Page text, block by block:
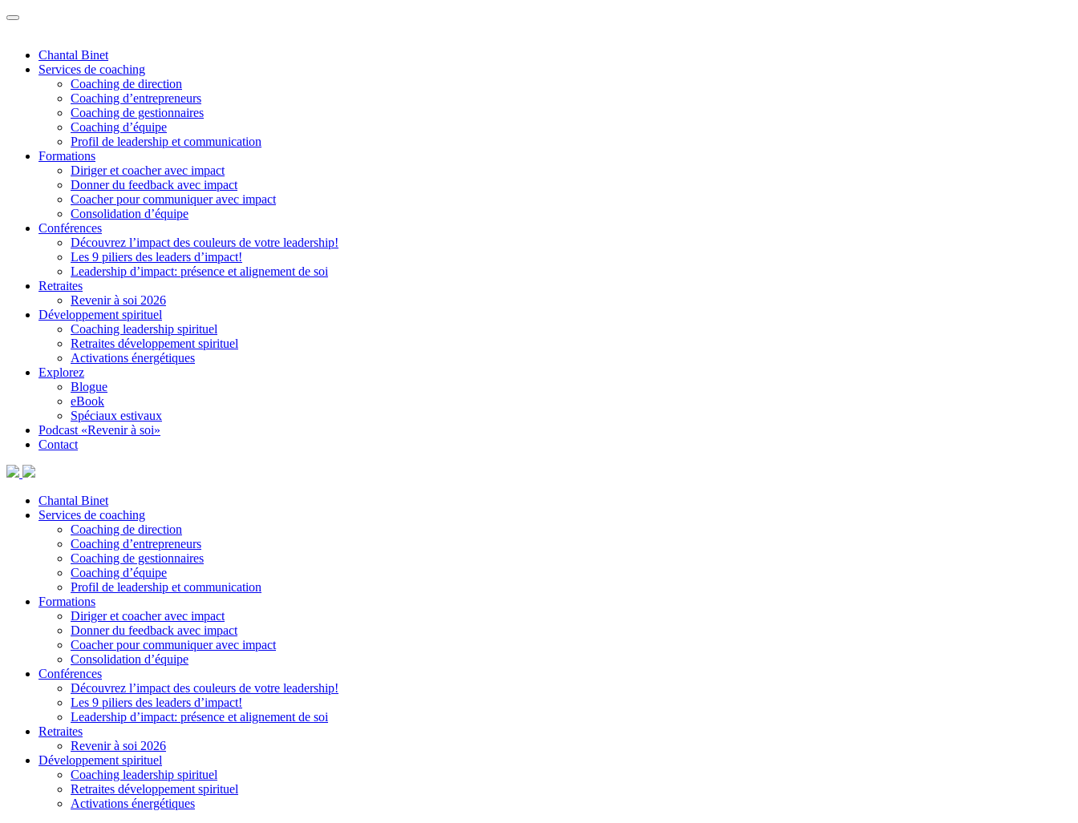
Chantal Binet
Services de coaching
Coaching de direction
Coaching d’entrepreneurs
Coaching de gestionnaires
Coaching d’équipe
Profil de leadership et communication
Formations
Diriger et coacher avec impact
Donner du feedback avec impact
Coacher pour communiquer avec impact
Consolidation d’équipe
Conférences
Découvrez l’impact des couleurs de votre leadership!
Les 9 piliers des leaders d’impact!
Leadership d’impact: présence et alignement de soi
Retraites
Revenir à soi 2026
Développement spirituel
Coaching leadership spirituel
Retraites développement spirituel
Activations énergétiques
Explorez
Blogue
eBook
Spéciaux estivaux
Podcast «Revenir à soi»
Contact
Chantal Binet
Services de coaching
Coaching de direction
Coaching d’entrepreneurs
Coaching de gestionnaires
Coaching d’équipe
Profil de leadership et communication
Formations
Diriger et coacher avec impact
Donner du feedback avec impact
Coacher pour communiquer avec impact
Consolidation d’équipe
Conférences
Découvrez l’impact des couleurs de votre leadership!
Les 9 piliers des leaders d’impact!
Leadership d’impact: présence et alignement de soi
Retraites
Revenir à soi 2026
Développement spirituel
Coaching leadership spirituel
Retraites développement spirituel
Activations énergétiques